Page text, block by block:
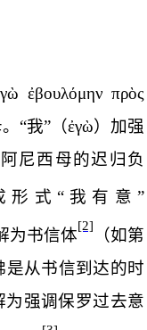
ἐβουλόμην πρὸς
“我”（ἐγὼ）加强
尼西母的迟归负
形式“我有意”
为书信体[2]
（如第
是从书信到达的时
强调保罗过去意